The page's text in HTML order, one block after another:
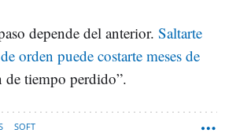
depende del anterior. Saltarte
orden puede costarte meses de
tiempo perdido”.
SOFT